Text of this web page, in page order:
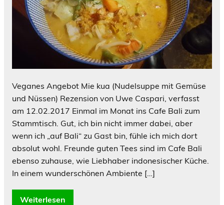
Veganes Angebot Mie kua (Nudelsuppe mit Gemüse
und Nüssen) Rezension von Uwe Caspari, verfasst
am 12.02.2017 Einmal im Monat ins Cafe Bali zum
Stammtisch. Gut, ich bin nicht immer dabei, aber
wenn ich „auf Bali“ zu Gast bin, fühle ich mich dort
absolut wohl. Freunde guten Tees sind im Cafe Bali
ebenso zuhause, wie Liebhaber indonesischer Küche.
In einem wunderschönen Ambiente […]
Weiterlesen